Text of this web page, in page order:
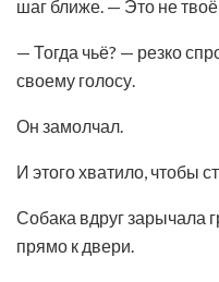
шаг ближе. — Это не
— Тогда чьё? — резко
своему голосу.
Он замолчал.
И этого хватило, чтобы
Собака вдруг зарычала
прямо к двери.